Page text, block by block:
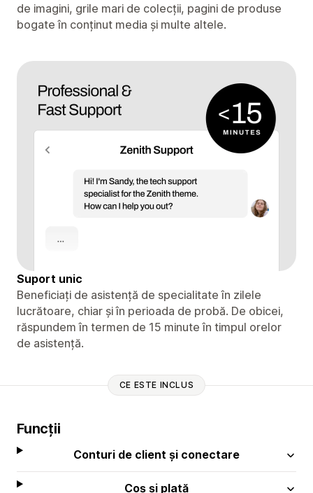
de imagini, grile mari de colecții, pagini de produse
bogate în conținut media și multe altele.
Suport unic
Beneficiați de asistență de specialitate în zilele
lucrătoare, chiar și în perioada de probă. De obicei,
răspundem în termen de 15 minute în timpul orelor
de asistență.
CE ESTE INCLUS
Funcții
Conturi de client și conectare
Coș și plată